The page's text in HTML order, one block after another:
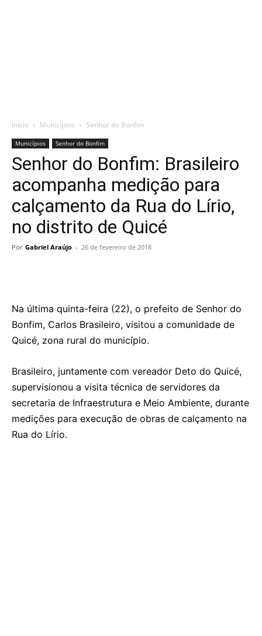
Início Municípios Senhor do Bonfim
Municípios Senhor do Bonfim
Senhor do Bonfim: Brasileiro
acompanha medição para
calçamento da Rua do Lírio,
no distrito de Quicé
Por Gabriel Araújo - 26 de fevereiro de 2018
Na última quinta-feira (22), o prefeito de Senhor do
Bonfim, Carlos Brasileiro, visitou a comunidade de
Quicé, zona rural do município.
Brasileiro, juntamente com vereador Deto do Quicé,
supervisionou a visita técnica de servidores da
secretaria de Infraestrutura e Meio Ambiente, durante
medições para execução de obras de calçamento na
Rua do Lírio.